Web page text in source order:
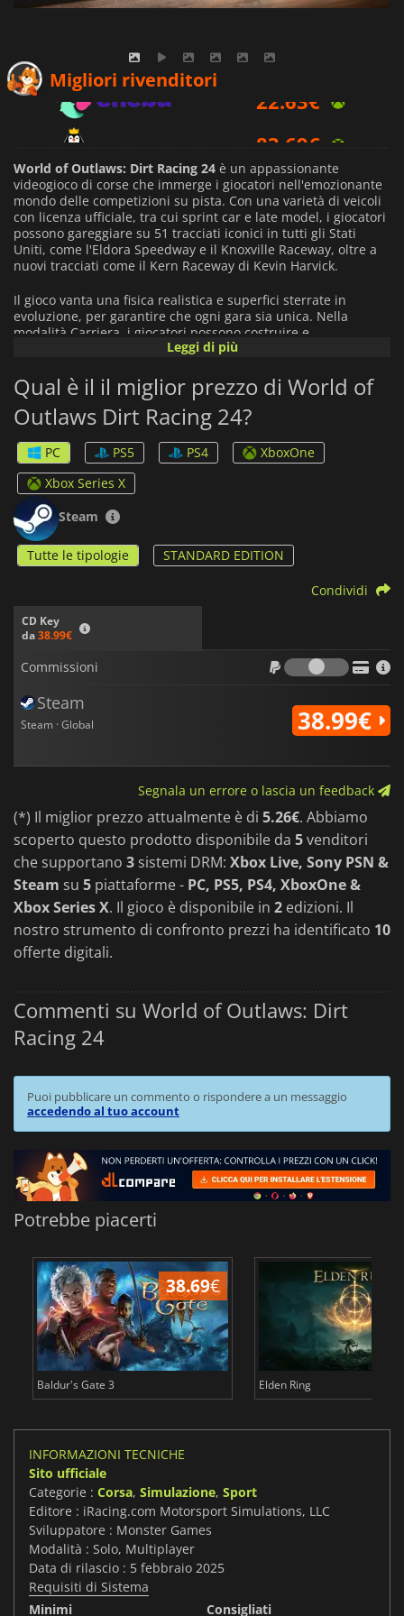
Migliori rivenditori
29.99€
World of Outlaws: Dirt Racing 24 è un appassionante
videogioco di corse che immerge i giocatori nell'emozionante
mondo delle competizioni su pista. Con una varietà di veicoli
con licenza ufficiale, tra cui sprint car e late model, i giocatori
possono gareggiare su 51 tracciati iconici in tutti gli Stati
Uniti, come l'Eldora Speedway e il Knoxville Raceway, oltre a
nuovi tracciati come il Kern Raceway di Kevin Harvick.
Il gioco vanta una fisica realistica e superfici sterrate in
evoluzione, per garantire che ogni gara sia unica. Nella
modalità Carriera, i giocatori possono costruire e
personalizzare le loro squadre da corsa, cercando di superare
nazionale. Inoltre, una nuova modalità sfida permette ai
giocatori di competere direttamente contro Schatz.
Con profonde opzioni multigiocatore e una grafica
straordinaria,World of Outlaws: Dirt Racing 24offre
un'esperienza di gara coinvolgente ed emozionante per tutti
gli appassionati.
Leggi di più
Qual è il il miglior prezzo di World of
Outlaws Dirt Racing 24?
PC PS5 PS4
XboxOne
Xbox Series X
Steam
Tutte le tipologie STANDARD EDITION
CD Key
da38.99€
Condividi
Commissioni
Steam
Steam · Global 38.99€
Segnala un errore o lascia un feedback
(*) Il miglior prezzo attualmente è di 5.26€. Abbiamo
scoperto questo prodotto disponibile da 5venditori
che supportano 3 sistemi DRM: Xbox Live, Sony PSN &
Steam su 5 piattaforme - PC, PS5, PS4, XboxOne &
Xbox Series X. Il gioco è disponibile in 2 edizioni. Il
nostro strumento di confronto prezzi ha identificato 10
offerte digitali.
Commenti su World of Outlaws: Dirt
Racing 24
Puoi pubblicare un commento o rispondere a un messaggio
accedendo al tuo account
Potrebbe piacerti
38.69€
Baldur's Gate 3 Elden Ring
INFORMAZIONI TECNICHE
Sito ufficiale
Categorie : Corsa, Simulazione, Sport
Editore : iRacing.com Motorsport Simulations, LLC
Sviluppatore : Monster Games
Modalità : Solo, Multiplayer
Data di rilascio : 5 febbraio 2025
Requisiti di Sistema
Minimi
Consigliati